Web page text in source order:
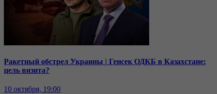
Ракетный обстрел Украины | Генсек ОДКБ в Казахстане:
цель визита?
10 октября, 19:00